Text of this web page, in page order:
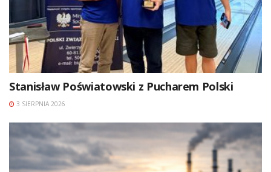
Stanisław Poświatowski z Pucharem Polski
3 SIERPNIA 2026